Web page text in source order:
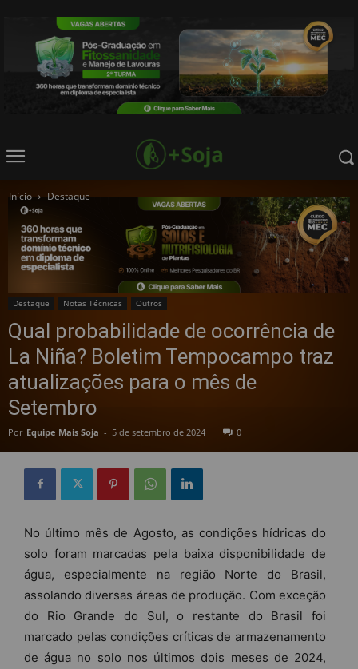
Início Destaque
Destaque Notas Técnicas Outros
Qual probabilidade de ocorrência de
La Niña? Boletim Tempocampo traz
atualizações para o mês de
Setembro
Por Equipe Mais Soja - 5 de setembro de 2024 0
No último mês de Agosto, as condições hídricas do
solo foram marcadas pela baixa disponibilidade de
água, especialmente na região Norte do Brasil,
assolando diversas áreas de produção. Com exceção
do Rio Grande do Sul, o restante do Brasil foi
marcado pelas condições críticas de armazenamento
de água no solo nos últimos dois meses de 2024,